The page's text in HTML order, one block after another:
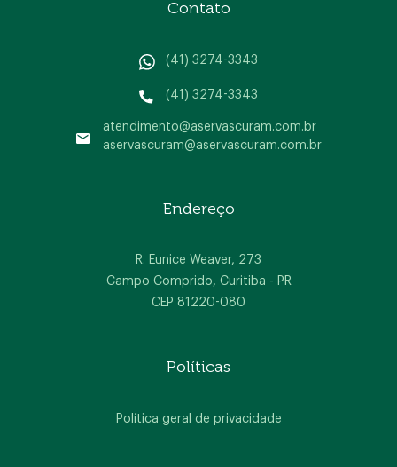
Contato
(41) 3274-3343
(41) 3274-3343
atendimento@aservascuram.com.br
aservascuram@aservascuram.com.br
Endereço
R. Eunice Weaver, 273
Campo Comprido, Curitiba - PR
CEP 81220-080
Políticas
Política geral de privacidade